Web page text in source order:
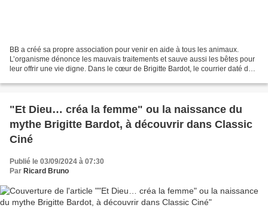
BB a créé sa propre association pour venir en aide à tous les animaux.
L’organisme dénonce les mauvais traitements et sauve aussi les bêtes pour
leur offrir une vie digne. Dans le cœur de Brigitte Bardot, le courrier daté du
"Et Dieu… créa la femme" ou la naissance du
mythe Brigitte Bardot, à découvrir dans Classic
Ciné
Publié le 03/09/2024 à 07:30
Par Ricard Bruno